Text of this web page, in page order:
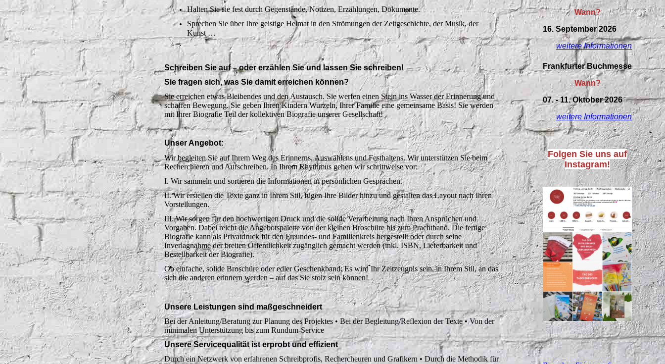
Halten Sie sie fest durch Gegenstände, Notizen, Erzählungen, Dokumente.
Sprechen Sie über Ihre geistige Heimat in den Strömungen der Zeitgeschichte, der Musik, der
Kunst …
Schreiben Sie auf – oder erzählen Sie und lassen Sie schreiben!
Sie fragen sich, was Sie damit erreichen können?
Sie erreichen etwas Bleibendes und den Austausch. Sie werfen einen Stein ins Wasser der Erinnerung und
schaffen Bewegung. Sie geben Ihren Kindern Wurzeln, Ihrer Familie eine gemeinsame Basis! Sie werden
mit Ihrer Biografie Teil der kollektiven Biografie unserer Gesellschaft!
Unser Angebot:
Wir begleiten Sie auf Ihrem Weg des Erinnerns, Auswählens und Festhaltens. Wir unterstützen Sie beim
Recherchieren und Aufschreiben. In Ihrem Rhythmus gehen wir schrittweise vor:
I. Wir sammeln und sortieren die Informationen in persönlichen Gesprächen.
II. Wir erstellen die Texte ganz in Ihrem Stil, fügen Ihre Bilder hinzu und gestalten das Layout nach Ihren
Vorstellungen.
III. Wir sorgen für den hochwertigen Druck und die solide Verarbeitung nach Ihren Ansprüchen und
Vorgaben. Dabei reicht die Angebotspalette von der kleinen Broschüre bis zum Prachtband. Die fertige
Biografie kann als Privatdruck für den Freundes- und Familienkreis hergestellt oder durch seine
Inverlagnahme der breiten Öffentlichkeit zugänglich gemacht werden (inkl. ISBN, Lieferbarkeit und
Bestellbarkeit der Biografie).
Ob einfache, solide Broschüre oder edler Geschenkband: Es wird Ihr Zeitzeugnis sein, in Ihrem Stil, an das
sich die anderen erinnern werden – auf das Sie stolz sein können!
Unsere Leistungen sind maßgeschneidert
Bei der Anleitung/Beratung zur Planung des Projektes • Bei der Begleitung/Reflexion der Texte • Von der
minimalen Unterstützung bis zum Rundum-Service
Unsere Servicequalität ist erprobt und effizient
Durch ein Netzwerk von erfahrenen Schreibprofis, Rechercheuren und Grafikern • Durch die Methodik für
Wann?
16. September 2026
weitere Informationen
Frankfurter Buchmesse
Wann?
07. - 11. Oktober 2026
weitere Informationen
Folgen Sie uns auf
Instagram!